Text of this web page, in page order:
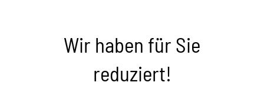
Wir haben für Sie
reduziert!